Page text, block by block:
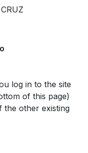
log in to the site
of this page)
the other existing